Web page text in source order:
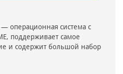
операционная система с
поддерживает самое
и содержит большой набор